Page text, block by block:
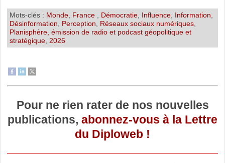
Mots-clés : Monde, France Démocratie, Influence, Information
Désinformation
Perception Réseaux sociaux numériques,
Planisphère, émission de radio et podcast géopolitique et
stratégique, 2026
Pour ne rien rater de nos nouvelles
publications, abonnez-vous à la Lettre
du Diploweb !